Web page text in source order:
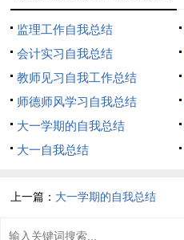
监理工作自我总结
会计实习自我总结
教师见习自我工作总结
师德师风学习自我总结
大一学期的自我总结
大一自我总结
上一篇： 大一学期的自我总结